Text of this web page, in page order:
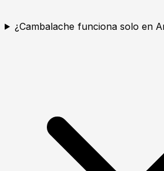
¿Cambalache funciona solo en